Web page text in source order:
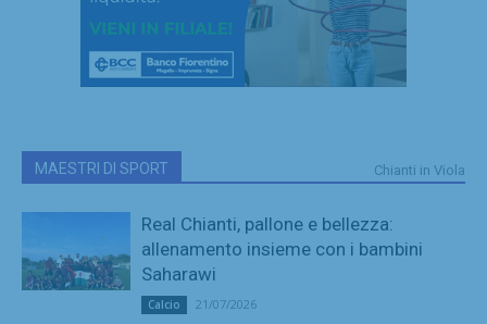
MAESTRI DI SPORT Chianti in Viola
Real Chianti, pallone e bellezza:
allenamento insieme con i bambini
Saharawi
Calcio 21/07/2026